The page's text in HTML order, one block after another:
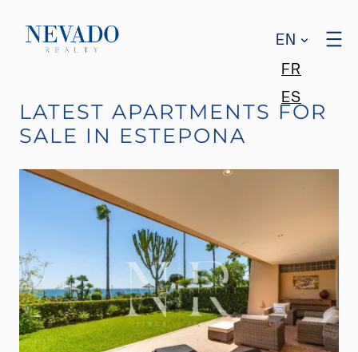
EN
FR
ES
LATEST APARTMENTS FOR
SALE IN ESTEPONA